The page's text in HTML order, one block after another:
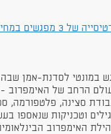
ניתן לרכוש כרטיסייה
במונטי לסדנת-אמן
הרחב של האימפרוב -
סצינה, פלטפורמה,
וטכניקות שנאספו
האימפרוב